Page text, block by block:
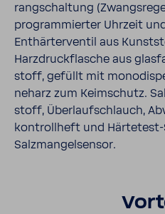
rang­schal­tung
program­mierter Uhrzeit
Enthär­ter­ventil aus
Harz­druck­fla­sche aus
stoff, gefüllt mit
neharz zum Keim­schutz.
stoff, Über­lauf­schlauch,
kon­troll­heft und
Salz­man­gel­sensor.